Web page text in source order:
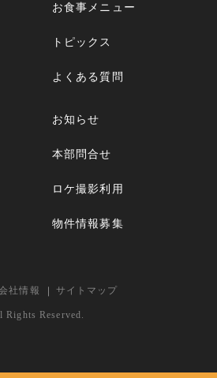
社情報 サイトマップ
Reserved.
お食事メニュー
トピックス
よくある質問
お知らせ
本部問合せ
ロケ撮影利用
物件情報募集